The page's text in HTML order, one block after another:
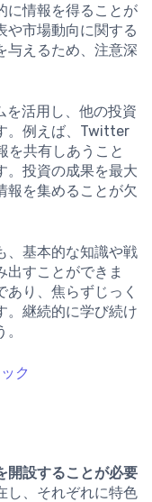
に情報を得ることが
や市場動向に関する
与えるため、注意深
を活用し、他の投資
。例えば、Twitter
を共有しあうこと
。投資の成果を最大
報を集めることが欠
、基本的な知識や戦
出すことができま
り、焦らずじっく
。継続的に学び続け
ク
開設することが必要
し、それぞれに特色